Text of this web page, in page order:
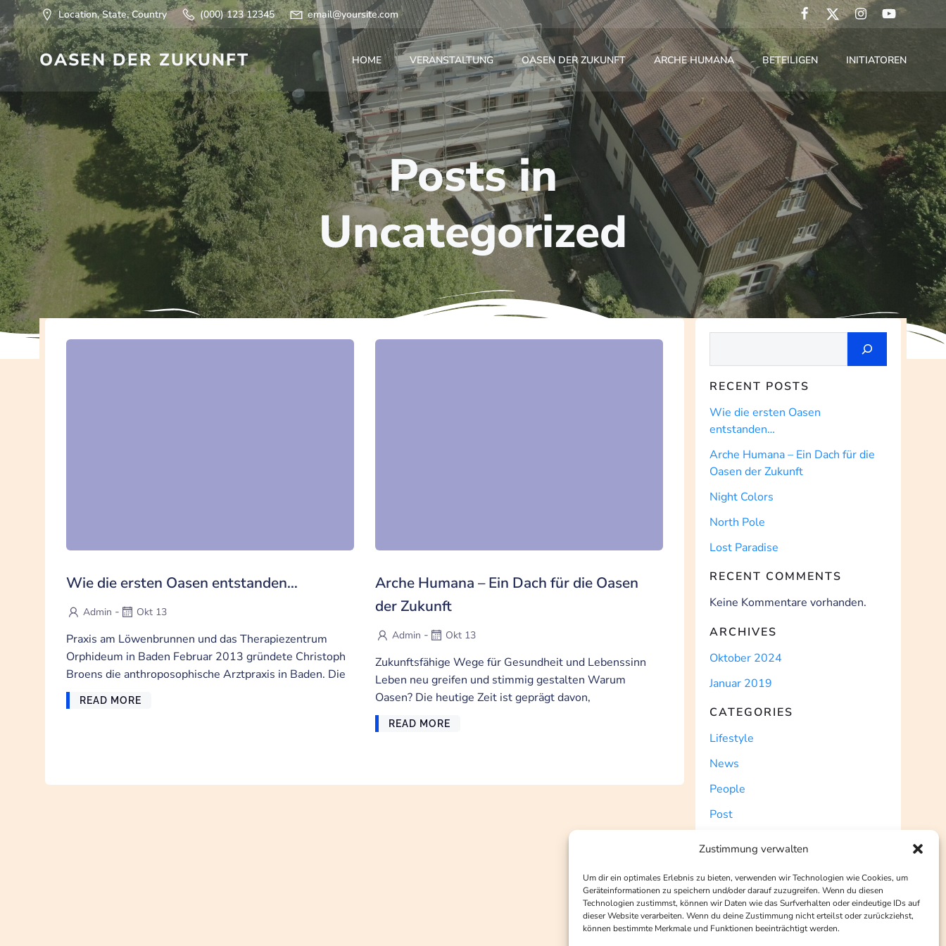
Zustimmung verwalten
Um dir ein optimales Erlebnis zu bieten, verwenden wir Technologien wie Cookies, um
Geräteinformationen zu speichern und/oder darauf zuzugreifen. Wenn du diesen
Technologien zustimmst, können wir Daten wie das Surfverhalten oder eindeutige IDs auf
dieser Website verarbeiten. Wenn du deine Zustimmung nicht erteilst oder zurückziehst,
können bestimmte Merkmale und Funktionen beeinträchtigt werden.
Springe
zum
Inhalt
Location, State, Country (000) 123 12345 email@yoursite.com
OASEN DER ZUKUNFT HOME VERANSTALTUNG OASEN DER ZUKUNFT ARCHE HUMANA BETEILIGEN INITIATOREN
Posts in
Uncategorized
Wie die ersten Oasen entstanden…
Admin - Okt 13
Praxis am Löwenbrunnen und das Therapiezentrum
Orphideum in Baden Februar 2013 gründete Christoph
Broens die anthroposophische Arztpraxis in Baden. Die
READ MORE
Arche Humana – Ein Dach für die Oasen
der Zukunft
Admin - Okt 13
Zukunftsfähige Wege für Gesundheit und Lebenssinn
Leben neu greifen und stimmig gestalten Warum
Oasen? Die heutige Zeit ist geprägt davon,
READ MORE
RECENT POSTS
Wie die ersten Oasen
entstanden…
Arche Humana – Ein Dach für die
Oasen der Zukunft
Night Colors
North Pole
Lost Paradise
RECENT COMMENTS
Keine Kommentare vorhanden.
ARCHIVES
Oktober 2024
Januar 2019
CATEGORIES
Lifestyle
News
People
Post